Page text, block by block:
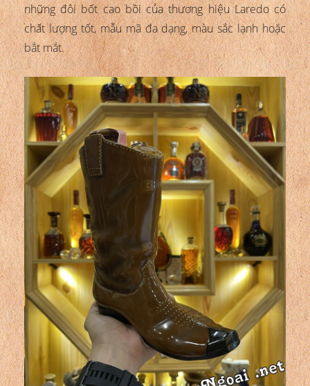
những đôi bốt cao bồi của thương hiệu Laredo có
chất lượng tốt, mẫu mã đa dạng, màu sắc lạnh hoặc
bắt mắt.